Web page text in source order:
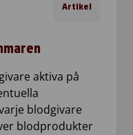
Artikel
aktiva på
blodgivare
blodprodukter